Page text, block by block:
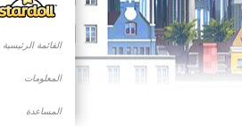
القائمة الرئيسية
المعلومات
المساعدة